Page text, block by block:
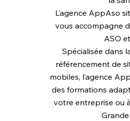
L’agence AppAso
vous accompagne
ASO
Spécialisée dans
référencement de
mobiles, l’agence
des formations
votre entreprise ou